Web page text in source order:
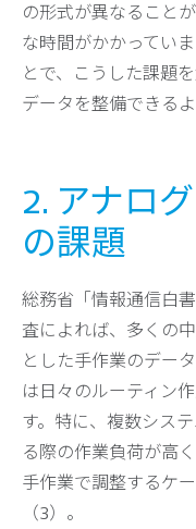
の形式が異なること
な時間がかかってい
とで、こうした課題
データを整備できる
2. アナロ
の課題
総務省「情報通信白
査によれば、多くの
とした手作業のデー
は日々のルーティン
す。特に、複数シス
る際の作業負荷が高
手作業で調整するケ
（3）。